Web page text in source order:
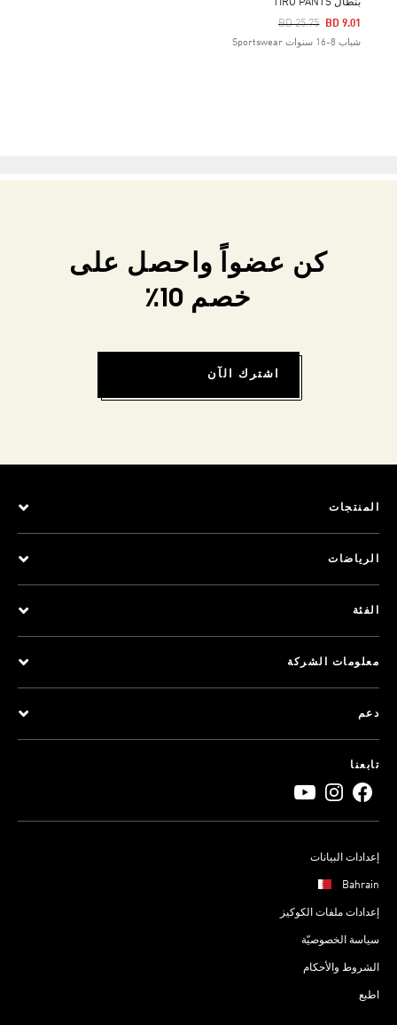
بنطال TIRO PANTS
Price Reduced From
BD 25.75
To BD 9.01
شباب 8-16 سنوات Sportswear
كن عضواً واحصل على
خصم 10٪
اشترك الآن
المنتجات
الرياضات
الفئة
معلومات الشركة
دعم
تابعنا
إعدادات البيانات
Bahrain
إعدادات ملفات الكوكيز
سياسة الخصوصيّة
الشروط والأحكام
اطبع